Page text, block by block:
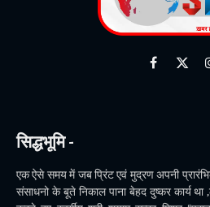
Facebook
X
सिद्धभूमि -
एक ऐसे समय में जब प्रिंट एवं मुद्रण अपनी
संसाधनो के बूते निकाल पाना बेहद दुष्कर कार्य